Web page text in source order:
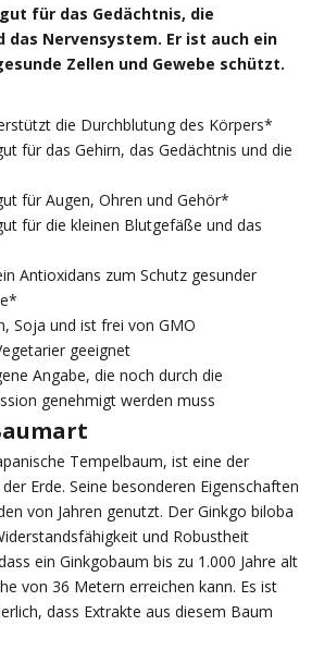
für das Gedächtnis, die
das Nervensystem. Er ist auch ein
Zellen und Gewebe schützt.
die Durchblutung des Körpers*
für das Gehirn, das Gedächtnis und die
für Augen, Ohren und Gehör*
für die kleinen Blutgefäße und das
Antioxidans zum Schutz gesunder
Soja und ist frei von GMO
geeignet
Angabe, die noch durch die
genehmigt werden muss
Tempelbaum, ist eine der
Erde. Seine besonderen Eigenschaften
von Jahren genutzt. Der Ginkgo biloba
und Robustheit
ein Ginkgobaum bis zu 1.000 Jahre alt
von 36 Metern erreichen kann. Es ist
dass Extrakte aus diesem Baum